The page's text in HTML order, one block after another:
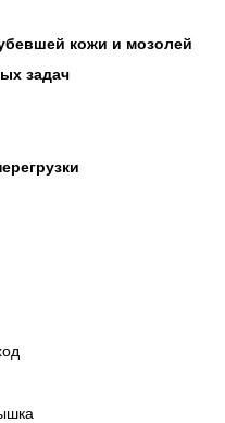
кожи и мозолей
задач